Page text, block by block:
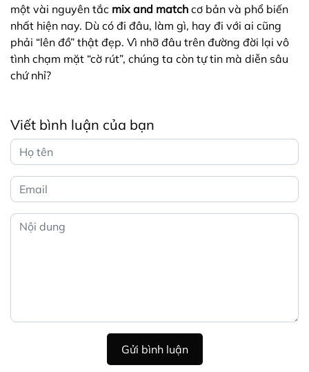
một vài nguyên tắc mix and match cơ bản và phổ biến
nhất hiện nay. Dù có đi đâu, làm gì, hay đi với ai cũng
phải “lên đồ” thật đẹp. Vì nhỡ đâu trên đường đời lại vô
tình chạm mặt “cờ rút”, chúng ta còn tự tin mà diễn sâu
chứ nhỉ?
Viết bình luận của bạn
Gửi bình luận